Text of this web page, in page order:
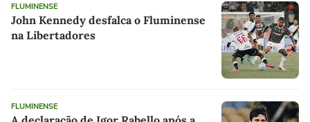
FLUMINENSE
John Kennedy desfalca o Fluminense
na Libertadores
FLUMINENSE